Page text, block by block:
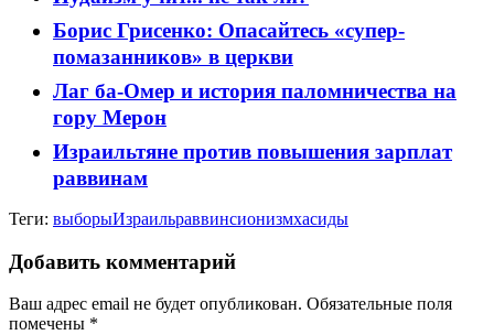
Борис Грисенко: Опасайтесь «супер-
помазанников» в церкви
Лаг ба-Омер и история паломничества на
гору Мерон
Израильтяне против повышения зарплат
раввинам
Теги: выборыИзраильраввинсионизмхасиды
Добавить комментарий
Ваш адрес email не будет опубликован. Обязательные поля
помечены *